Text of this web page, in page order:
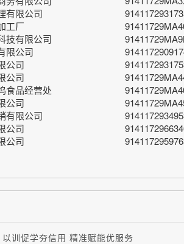
有限公司
工厂
技有限公司
限公司
公司
公司
食品经营处
公司
有限公司
公司
公司
训促学夯信用 精准赋能优服务